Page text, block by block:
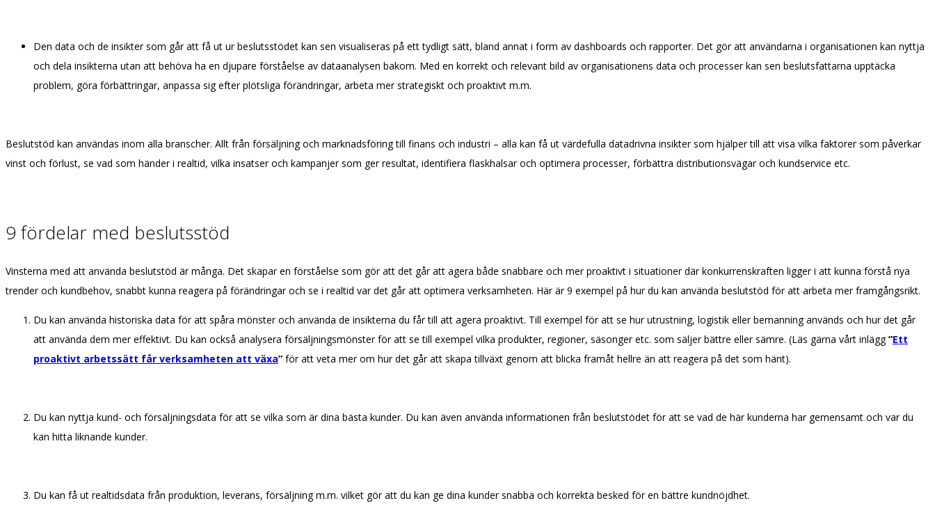
Den data och de insikter som går att få ut ur beslutsstödet kan sen visualiseras på ett tydligt sätt, bland annat i form av dashboards och rapporter. Det gör att användarna i organisationen kan nyttja
och dela insikterna utan att behöva ha en djupare förståelse av dataanalysen bakom. Med en korrekt och relevant bild av organisationens data och processer kan sen beslutsfattarna upptäcka
problem, göra förbättringar, anpassa sig efter plötsliga förändringar, arbeta mer strategiskt och proaktivt m.m.
Beslutstöd kan användas inom alla branscher. Allt från försäljning och marknadsföring till finans och industri – alla kan få ut värdefulla datadrivna insikter som hjälper till att visa vilka faktorer som påverkar
vinst och förlust, se vad som händer i realtid, vilka insatser och kampanjer som ger resultat, identifiera flaskhalsar och optimera processer, förbättra distributionsvägar och kundservice etc.
9 fördelar med beslutsstöd
Vinsterna med att använda beslutstöd är många. Det skapar en förståelse som gör att det går att agera både snabbare och mer proaktivt i situationer där konkurrenskraften ligger i att kunna förstå nya
trender och kundbehov, snabbt kunna reagera på förändringar och se i realtid var det går att optimera verksamheten. Här är 9 exempel på hur du kan använda beslutstöd för att arbeta mer framgångsrikt.
Du kan använda historiska data för att spåra mönster och använda de insikterna du får till att agera proaktivt. Till exempel för att se hur utrustning, logistik eller bemanning används och hur det går
att använda dem mer effektivt. Du kan också analysera försäljningsmönster för att se till exempel vilka produkter, regioner, säsonger etc. som säljer bättre eller sämre. (Läs gärna vårt inlägg”Ett
proaktivt arbetssätt får verksamheten att växa” för att veta mer om hur det går att skapa tillväxt genom att blicka framåt hellre än att reagera på det som hänt).
Du kan nyttja kund- och försäljningsdata för att se vilka som är dina bästa kunder. Du kan även använda informationen från beslutstödet för att se vad de här kunderna har gemensamt och var du
kan hitta liknande kunder.
Du kan få ut realtidsdata från produktion, leverans, försäljning m.m. vilket gör att du kan ge dina kunder snabba och korrekta besked för en bättre kundnöjdhet.